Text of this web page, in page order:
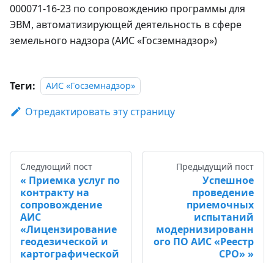
000071-16-23 по сопровождению программы для
ЭВМ, автоматизирующей деятельность в сфере
земельного надзора (АИС «Госземнадзор»)
Теги: АИС «Госземнадзор»
Отредактировать эту страницу
Следующий пост
Приемка услуг по
контракту на
сопровождение
АИС
«Лицензирование
геодезической и
картографической
Предыдущий пост
Успешное
проведение
приемочных
испытаний
модернизированн
ого ПО АИС «Реестр
СРО»